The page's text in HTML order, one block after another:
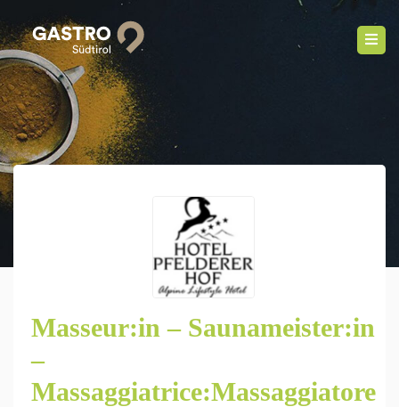
Masseur:in – Saunameister:in
–
Massaggiatrice:Massaggiatore